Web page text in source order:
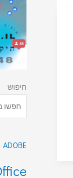
חיפוש
ADOBE